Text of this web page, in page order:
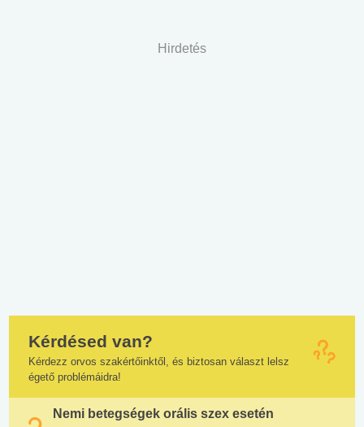
Hirdetés
Kérdésed van?
Kérdezz orvos szakértőinktől, és biztosan választ lelsz
égető problémáidra!
Nemi betegségek orális szex esetén